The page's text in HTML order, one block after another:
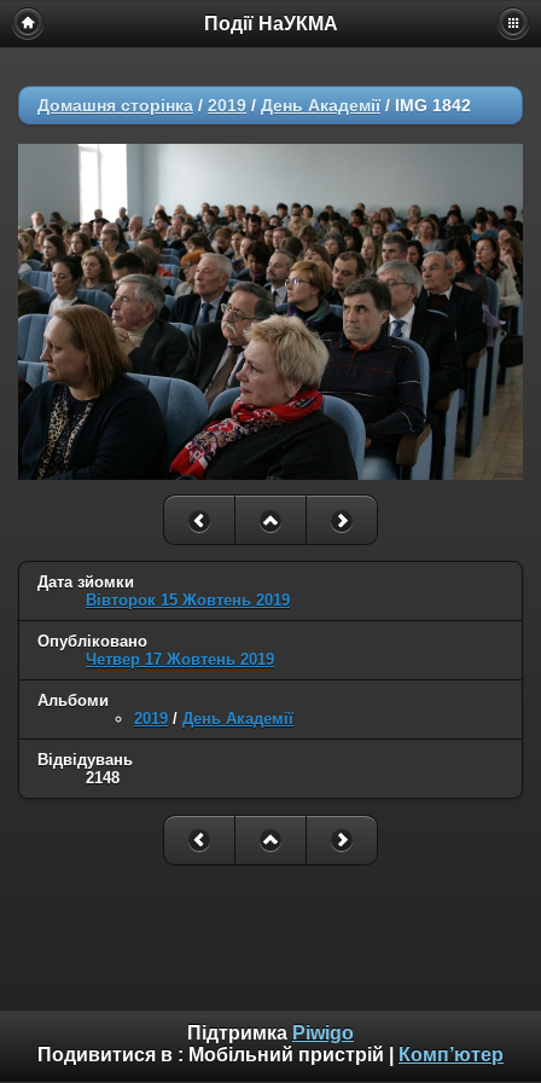
Події НаУКМА
Домашня сторінка / 2019 / День Академії/ IMG 1842
Дата зйомки
Вівторок 15 Жовтень 2019
Опубліковано
Четвер 17 Жовтень 2019
Альбоми
2019 / День Академії
Відвідувань
2148
Підтримка Piwigo
Подивитися в : Мобільний пристрій Комп’ютер